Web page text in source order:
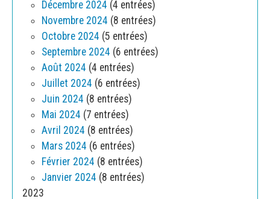
Décembre 2024 (4 entrées)
Novembre 2024 (8 entrées)
Octobre 2024 (5 entrées)
Septembre 2024 (6 entrées)
Août 2024 (4 entrées)
Juillet 2024 (6 entrées)
Juin 2024 (8 entrées)
Mai 2024 (7 entrées)
Avril 2024 (8 entrées)
Mars 2024 (6 entrées)
Février 2024 (8 entrées)
Janvier 2024 (8 entrées)
2023